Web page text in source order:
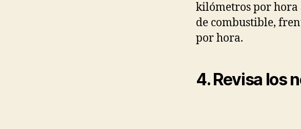
kilómetros por hora
de combustible,
por hora.
4. Revisa los